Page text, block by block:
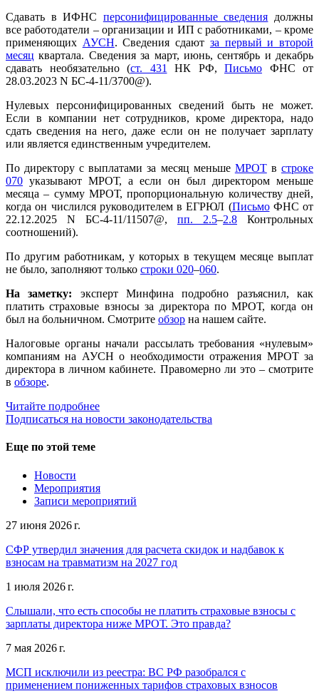
Сдавать в ИФНС персонифицированные сведения должны
все работодатели – организации и ИП с работниками, – кроме
применяющих АУСН. Сведения сдают за первый и второй
месяц квартала. Сведения за март, июнь, сентябрь и декабрь
сдавать необязательно (ст. 431 НК РФ, Письмо ФНС от
28.03.2023 N БС-4-11/3700@).
Нулевых персонифицированных сведений быть не может.
Если в компании нет сотрудников, кроме директора, надо
сдать сведения на него, даже если он не получает зарплату
или является единственным учредителем.
По директору с выплатами за месяц меньше МРОТвстроке
070 указывают МРОТ, а если он был директором меньше
месяца – сумму МРОТ, пропорциональную количеству дней,
когда он числился руководителем в ЕГРЮЛ (ПисьмоФНС от
22.12.2025 N БС-4-11/11507@, пп. 2.5–2.8 Контрольных
соотношений).
По другим работникам, у которых в текущем месяце выплат
не было, заполняют только строки 020–060.
На заметку: эксперт Минфина подробно разъяснил, как
платить страховые взносы за директора по МРОТ, когда он
был на больничном. Смотрите обзор на нашем сайте.
Налоговые органы начали рассылать требования «нулевым»
компаниям на АУСН о необходимости отражения МРОТ за
директора в личном кабинете. Правомерно ли это – смотрите
в обзоре.
Читайте подробнее
Подписаться на новости законодательства
Еще по этой теме
Новости
Мероприятия
Записи мероприятий
27 июня 2026 г.
СФР утвердил значения для расчета скидок и надбавок к
взносам на травматизм на 2027 год
1 июля 2026 г.
Слышали, что есть способы не платить страховые взносы с
зарплаты директора ниже МРОТ. Это правда?
7 мая 2026 г.
МСП исключили из реестра: ВС РФ разобрался с
применением пониженных тарифов страховых взносов